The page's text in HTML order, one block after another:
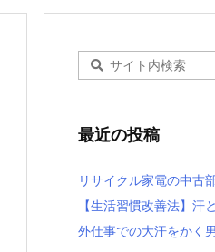
最近の投稿
リサイクル家電の中古
【生活習慣改善法】汗
外仕事での大汗をかく